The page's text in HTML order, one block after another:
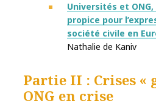
Universités et
propice pour
société civile en
Nathalie de Kaniv
Partie II : Crises «
ONG en crise